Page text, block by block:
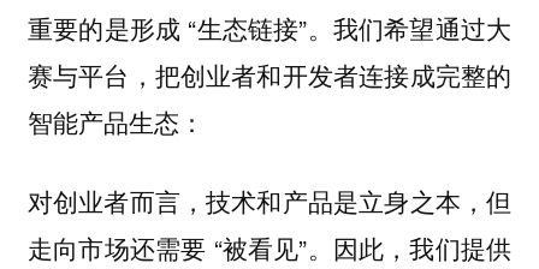
重要的是形成 “生态链接”。我们希望通过大
赛与平台，把创业者和开发者连接成完整的
智能产品生态：
对创业者而言，技术和产品是立身之本，但
走向市场还需要 “被看见”。因此，我们提供